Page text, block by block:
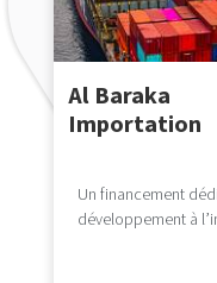
Al Baraka
Importation
Un financement
développement à